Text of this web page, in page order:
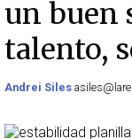
un buen
talento,
Andrei Siles